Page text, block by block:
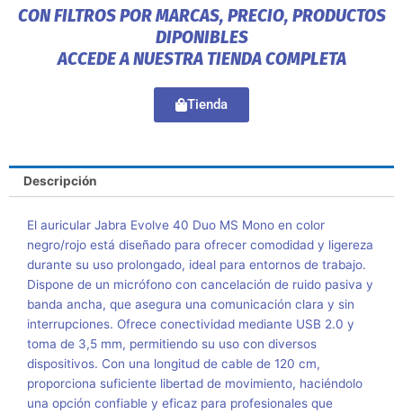
CON FILTROS POR MARCAS, PRECIO, PRODUCTOS
DIPONIBLES
ACCEDE A NUESTRA TIENDA COMPLETA
Tienda
Descripción
El auricular Jabra Evolve 40 Duo MS Mono en color
negro/rojo está diseñado para ofrecer comodidad y ligereza
durante su uso prolongado, ideal para entornos de trabajo.
Dispone de un micrófono con cancelación de ruido pasiva y
banda ancha, que asegura una comunicación clara y sin
interrupciones. Ofrece conectividad mediante USB 2.0 y
toma de 3,5 mm, permitiendo su uso con diversos
dispositivos. Con una longitud de cable de 120 cm,
proporciona suficiente libertad de movimiento, haciéndolo
una opción confiable y eficaz para profesionales que